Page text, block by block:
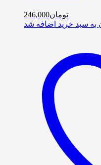
تومان246,000
به سبد خرید اضافه شد